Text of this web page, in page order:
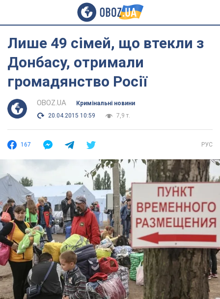
Лише 49 сімей, що втекли з
Донбасу, отримали
громадянство Росії
OBOZ.UA
Кримінальні новини
20.04.2015 10:59
7,9 т.
167 РУС